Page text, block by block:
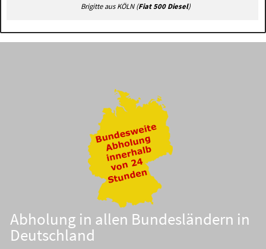
Brigitte aus KÖLN (Fiat 500 Diesel)
Abholung in allen Bundesländern in
Deutschland